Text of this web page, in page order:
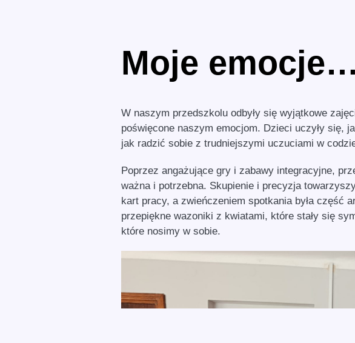
Moje emocje…
W naszym przedszkolu odbyły się wyjątkowe
poświęcone naszym emocjom. Dzieci uczyły się,
jak radzić sobie z trudniejszymi uczuciami w
Poprzez angażujące gry i zabawy integracyjne,
ważna i potrzebna. Skupienie i precyzja
kart pracy, a zwieńczeniem spotkania była część
przepiękne wazoniki z kwiatami, które stały się
które nosimy w sobie.